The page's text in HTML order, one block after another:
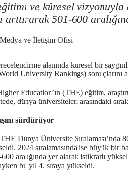
ve küresel vizyonuyla
arttırarak 501-600
ve İletişim Ofisi
alanında küresel bir
University Rankings) sonuçlarını
Education’ın (THE) eğitim,
dünya üniversiteleri arasındaki
sürdürüyor
Dünya Üniversite Sıralaması’nda
2024 sıralamasında ise büyük bir
aralığında yer alarak istikrarlı
bu yıl 4. sıraya yükseldi.